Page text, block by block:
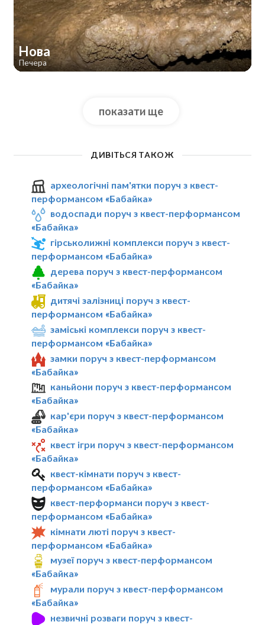
Нова
Печера
показати ще
ДИВІТЬСЯ ТАКОЖ
археологічні пам'ятки поруч з квест-
перформансом «Бабайка»
водоспади поруч з квест-перформансом
«Бабайка»
гірськолижні комплекси поруч з квест-
перформансом «Бабайка»
дерева поруч з квест-перформансом
«Бабайка»
дитячі залізниці поруч з квест-
перформансом «Бабайка»
заміські комплекси поруч з квест-
перформансом «Бабайка»
замки поруч з квест-перформансом
«Бабайка»
каньйони поруч з квест-перформансом
«Бабайка»
кар'єри поруч з квест-перформансом
«Бабайка»
квест ігри поруч з квест-перформансом
«Бабайка»
квест-кімнати поруч з квест-
перформансом «Бабайка»
квест-перформанси поруч з квест-
перформансом «Бабайка»
кімнати люті поруч з квест-
перформансом «Бабайка»
музеї поруч з квест-перформансом
«Бабайка»
мурали поруч з квест-перформансом
«Бабайка»
незвичні розваги поруч з квест-